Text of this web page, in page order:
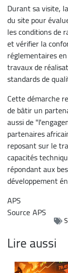
Durant sa visite,
du site pour
les conditions de
et vérifier la
réglementaires
travaux de
standards de
Cette démarche
de bâtir un
aussi de
partenaires
reposant sur le
capacités
répondant aux
développement
APS
SourceAPS
Lire aussi